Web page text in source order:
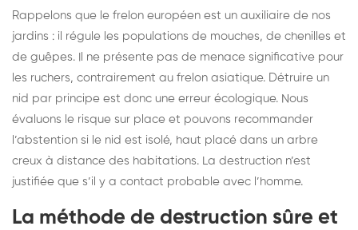
Rappelons que le frelon européen est un auxiliaire de nos
jardins : il régule les populations de mouches, de chenilles et
de guêpes. Il ne présente pas de menace significative pour
les ruchers, contrairement au frelon asiatique. Détruire un
nid par principe est donc une erreur écologique. Nous
évaluons le risque sur place et pouvons recommander
l’abstention si le nid est isolé, haut placé dans un arbre
creux à distance des habitations. La destruction n’est
justifiée que s’il y a contact probable avec l’homme.
La méthode de destruction sûre et